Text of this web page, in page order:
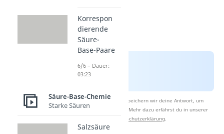
Nach Beantwortung speichern wir deine Antwort, um
Studyflix zu verbessern. Mehr dazu erfährst du in unserer
Datenschutzerklärung.
Korrespon
dierende
Säure-
Base-Paare
6/6 – Dauer:
03:23
Säure-Base-Chemie
Starke Säuren
Salzsäure